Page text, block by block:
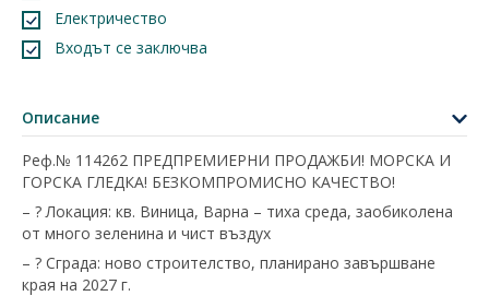
Електричество
Входът се заключва
Описание
Реф.№ 114262 ПРЕДПРЕМИЕРНИ ПРОДАЖБИ! МОРСКА И
ГОРСКА ГЛЕДКА! БЕЗКОМПРОМИСНО КАЧЕСТВО!
– ? Локация: кв. Виница, Варна – тиха среда, заобиколена
от много зеленина и чист въздух
– ? Сграда: ново строителство, планирано завършване
края на 2027 г.